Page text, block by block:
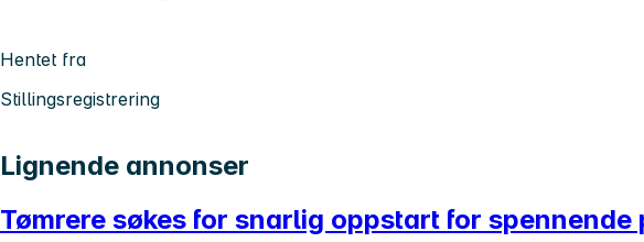
Hentet fra
Stillingsregistrering
Lignende annonser
Tømrere søkes for snarlig oppstart for spennende